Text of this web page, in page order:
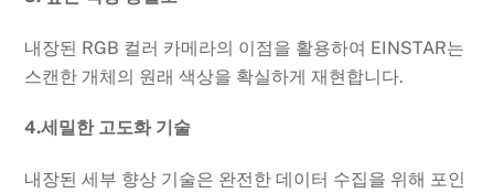
내장된 RGB 컬러 카메라의 이점을 활용하여 EINSTAR는
스캔한 개체의 원래 색상을 확실하게 재현합니다.
4.세밀한 고도화 기술
내장된 세부 향상 기술은 완전한 데이터 수집을 위해 포인